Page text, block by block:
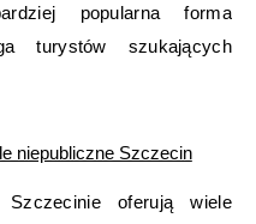
popularna forma
turystów szukających
niepubliczne Szczecin
oferują wiele